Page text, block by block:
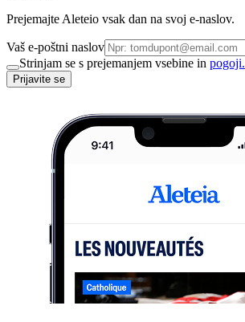
Prejemajte Aleteio vsak dan na svoj e-naslov.
Vaš e-poštni naslov
Strinjam se s prejemanjem vsebine in pogoji.
Prijavite se